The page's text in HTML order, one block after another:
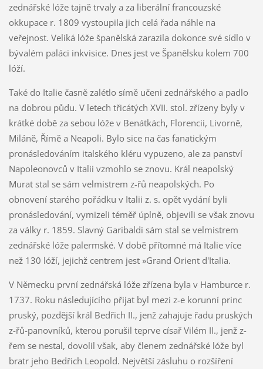
zednářské lóže tajně trvaly a za liberální francouzské
okkupace r. 1809 vystoupila jich celá řada náhle na
veřejnost. Veliká lóže španělská zarazila dokonce své sídlo v
bývalém paláci inkvisice. Dnes jest ve Španělsku kolem 700
lóží.
Také do Italie časně zalétlo símě učeni zednářského a padlo
na dobrou půdu. V letech třicátých XVII. stol. zřízeny byly v
krátké době za sebou lóže v Benátkách, Florencii, Livorně,
Miláně, Římě a Neapoli. Bylo sice na čas fanatickým
pronásledováním italského kléru vypuzeno, ale za panství
Napoleonovců v Italii vzmohlo se znovu. Král neapolský
Murat stal se sám velmistrem z-řů neapolských. Po
obnovení starého pořádku v Italii z. s. opět vydání byli
pronásledování, vymizeli téměř úplně, objevili se však znovu
za války r. 1859. Slavný Garibaldi sám stal se velmistrem
zednářské lóže palermské. V době přítomné má Italie více
než 130 lóží, jejichž centrem jest »Grand Orient d'Italia.
V Německu první zednářská lóže zřízena byla v Hamburce r.
1737. Roku následujícího přijat byl mezi z-e korunní princ
pruský, pozdější král Bedřich II., jenž zahajuje řadu pruských
z-řů-panovníků, kterou porušil teprve císař Vilém II., jenž z-
řem se nestal, dovolil však, aby členem zednářské lóže byl
bratr jeho Bedřich Leopold. Největší zásluhu o rozšíření